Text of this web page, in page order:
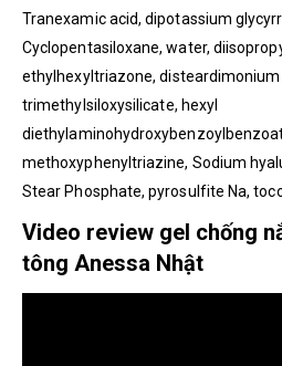
Tranexamic acid, dipotassium
Cyclopentasiloxane, water,
ethylhexyltriazone,
trimethylsiloxysilicate, hexyl
methoxyphenyltriazine, Sodium
Stear Phosphate, pyrosulfite Na,
Video review gel chống
tông Anessa Nhật